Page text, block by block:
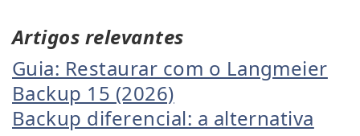
Artigos relevantes
Guia: Restaurar com o Langmeier
Backup 15 (2026)
Backup diferencial: a alternativa